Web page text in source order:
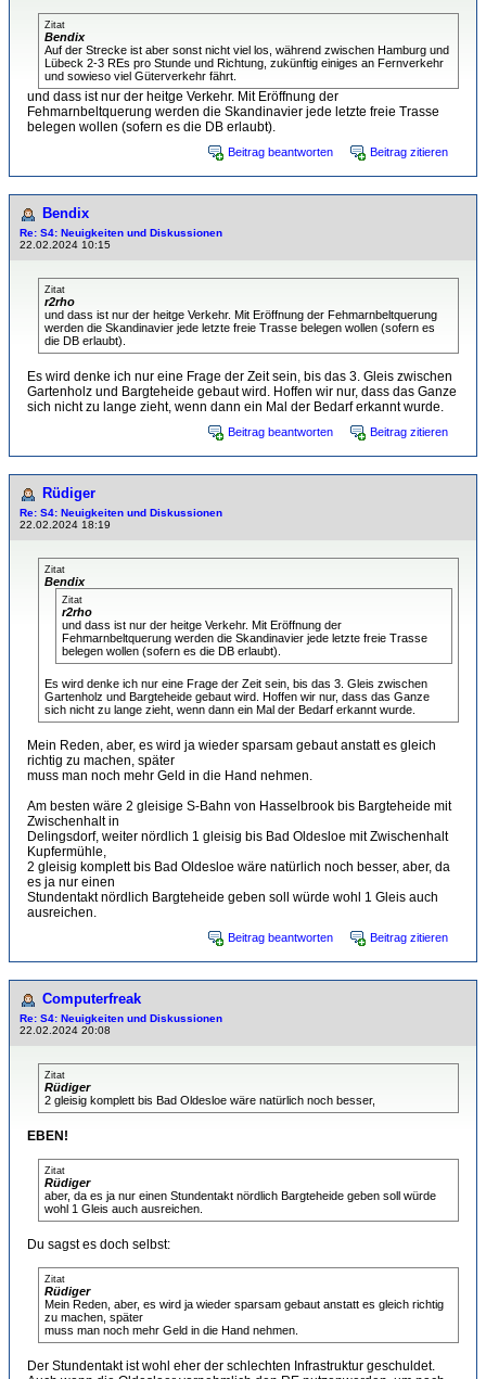
Zitat
Bendix
Auf der Strecke ist aber sonst nicht viel los, während zwischen Hamburg und
Lübeck 2-3 REs pro Stunde und Richtung, zukünftig einiges an Fernverkehr
und sowieso viel Güterverkehr fährt.
und dass ist nur der heitge Verkehr. Mit Eröffnung der
Fehmarnbeltquerung werden die Skandinavier jede letzte freie Trasse
belegen wollen (sofern es die DB erlaubt).
Beitrag beantworten Beitrag zitieren
Bendix
Re: S4: Neuigkeiten und Diskussionen
22.02.2024 10:15
Zitat
r2rho
und dass ist nur der heitge Verkehr. Mit Eröffnung der Fehmarnbeltquerung
werden die Skandinavier jede letzte freie Trasse belegen wollen (sofern es
die DB erlaubt).
Es wird denke ich nur eine Frage der Zeit sein, bis das 3. Gleis zwischen
Gartenholz und Bargteheide gebaut wird. Hoffen wir nur, dass das Ganze
sich nicht zu lange zieht, wenn dann ein Mal der Bedarf erkannt wurde.
Beitrag beantworten Beitrag zitieren
Rüdiger
Re: S4: Neuigkeiten und Diskussionen
22.02.2024 18:19
Zitat
Bendix
Zitat
r2rho
und dass ist nur der heitge Verkehr. Mit Eröffnung der
Fehmarnbeltquerung werden die Skandinavier jede letzte freie Trasse
belegen wollen (sofern es die DB erlaubt).
Es wird denke ich nur eine Frage der Zeit sein, bis das 3. Gleis zwischen
Gartenholz und Bargteheide gebaut wird. Hoffen wir nur, dass das Ganze
sich nicht zu lange zieht, wenn dann ein Mal der Bedarf erkannt wurde.
Mein Reden, aber, es wird ja wieder sparsam gebaut anstatt es gleich
richtig zu machen, später
muss man noch mehr Geld in die Hand nehmen.
Am besten wäre 2 gleisige S-Bahn von Hasselbrook bis Bargteheide mit
Zwischenhalt in
Delingsdorf, weiter nördlich 1 gleisig bis Bad Oldesloe mit Zwischenhalt
Kupfermühle,
2 gleisig komplett bis Bad Oldesloe wäre natürlich noch besser, aber, da
es ja nur einen
Stundentakt nördlich Bargteheide geben soll würde wohl 1 Gleis auch
ausreichen.
Beitrag beantworten Beitrag zitieren
Computerfreak
Re: S4: Neuigkeiten und Diskussionen
22.02.2024 20:08
Zitat
Rüdiger
2 gleisig komplett bis Bad Oldesloe wäre natürlich noch besser,
EBEN!
Zitat
Rüdiger
aber, da es ja nur einen Stundentakt nördlich Bargteheide geben soll würde
wohl 1 Gleis auch ausreichen.
Du sagst es doch selbst:
Zitat
Rüdiger
Mein Reden, aber, es wird ja wieder sparsam gebaut anstatt es gleich richtig
zu machen, später
muss man noch mehr Geld in die Hand nehmen.
Der Stundentakt ist wohl eher der schlechten Infrastruktur geschuldet.